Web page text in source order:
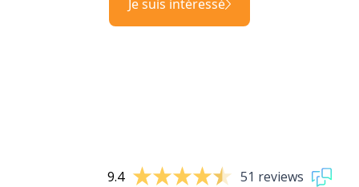
Je suis intéressé
9.4 51 reviews